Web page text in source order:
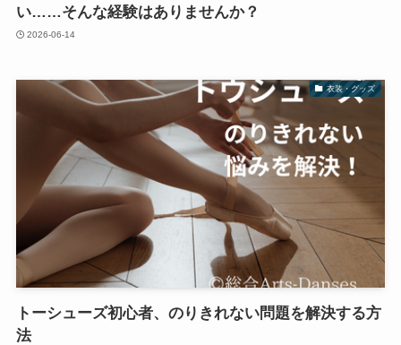
い……そんな経験はありませんか？
2026-06-14
衣装・グッズ
トーシューズ初心者、のりきれない問題を解決する方
法